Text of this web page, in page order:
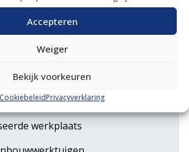
Accepteren
Weiger
Bekijk voorkeuren
CookiebeleidPrivacyverklaring
VM Service
showroom
werkplaats